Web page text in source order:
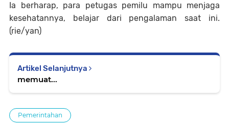
Ia berharap, para petugas pemilu mampu menjaga
kesehatannya, belajar dari pengalaman saat ini.
(rie/yan)
Artikel Selanjutnya
memuat...
Pemerintahan